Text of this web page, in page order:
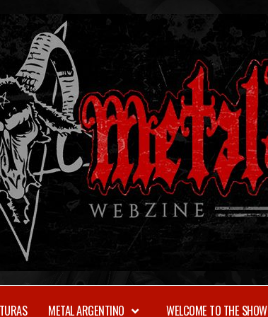
METAL ARGENTINO WELCOME TO THE SHOW